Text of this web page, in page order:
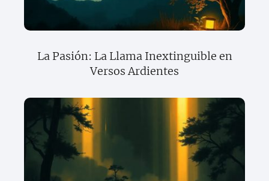
La Pasión: La Llama Inextinguible en
Versos Ardientes